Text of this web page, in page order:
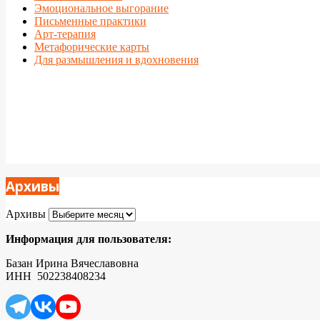
Эмоциональное выгорание
Письменные практики
Арт-терапия
Метафорические карты
Для размышления и вдохновения
Архивы
Архивы
Информация для пользователя:
Базан Ирина Вячеславовна
ИНН 502238408234